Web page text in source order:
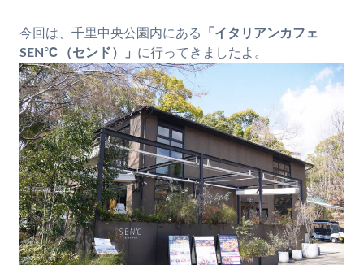
今回は、千里中央公園内にある
「イタリアンカフェ
SEN℃（センド）」 に行ってきましたよ。